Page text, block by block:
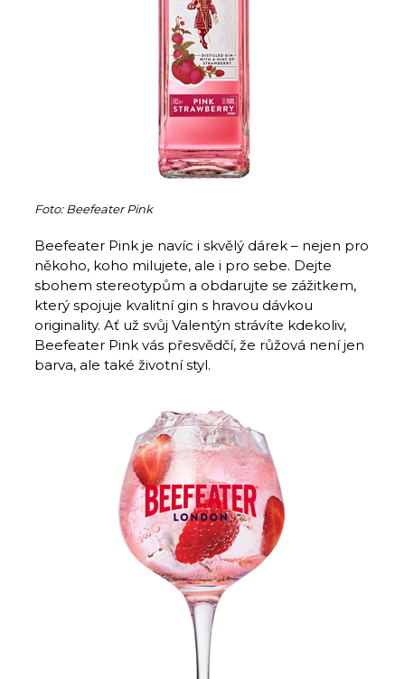
Foto: Beefeater Pink
Beefeater Pink je navíc i skvělý dárek – nejen pro
někoho, koho milujete, ale i pro sebe. Dejte
sbohem stereotypům a obdarujte se zážitkem,
který spojuje kvalitní gin s hravou dávkou
originality. Ať už svůj Valentýn strávíte kdekoliv,
Beefeater Pink vás přesvědčí, že růžová není jen
barva, ale také životní styl.